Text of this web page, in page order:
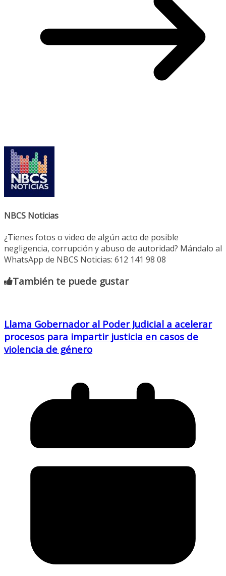
NBCS Noticias
¿Tienes fotos o video de algún acto de posible
negligencia, corrupción y abuso de autoridad? Mándalo al
WhatsApp de NBCS Noticias: 612 141 98 08
También te puede gustar
Llama Gobernador al Poder Judicial a acelerar
procesos para impartir justicia en casos de
violencia de género